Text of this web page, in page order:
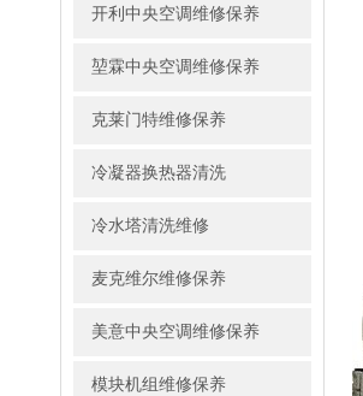
开利中央空调维修保养
堃霖中央空调维修保养
克莱门特维修保养
冷凝器换热器清洗
冷水塔清洗维修
麦克维尔维修保养
美意中央空调维修保养
模块机组维修保养